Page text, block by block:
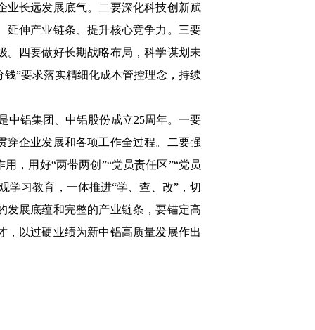
业长远发展底气。二要深化科技创新赋
延伸产业链条、提升核心竞争力。三要
。四要做好长期战略布局，科学谋划未
”要求落实精细化成本管控理念，持续
中铝集团、中铝股份成立25周年。一要
穿企业发展和各项工作全过程。二要强
，用好“两带两创”“党员责任区”“党员
学习教育，一体推进“学、查、改”，切
发展底蕴和完整的产业链条，要锚定高
，以过硬业绩为新中铝高质量发展作出